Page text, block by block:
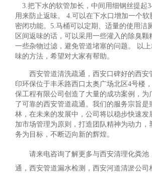
3.把下水的软管加长，中间用细钢丝提起
用来防止返味。 4.可以在下水口增加一个软
密闭功能。5.马桶可以定期、适量的使用洁
区间返味的话，可以采用一些灌入的除臭颗
一些杂物过滤，避免管道堵塞的问题。 以
味的方法，希望对大家有帮助。
西安管道清洗疏通，西安口碑好的西安
印环保位于丰禾路西口太奥广场北区4号楼
保工程有限公司创造了大量的成功案例，为
了可靠的西安管道疏通。我们的服务宗旨是
林，在未来的发展中，公司将以稳步快速发
加市场管理为原则，打造团队精神为动力，
务为目标，不断迈向新的辉煌。
请来电咨询了解更多与西安清理化粪池
通，西安管道漏水检测，西安河道清淤公司